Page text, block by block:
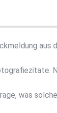
aus
was